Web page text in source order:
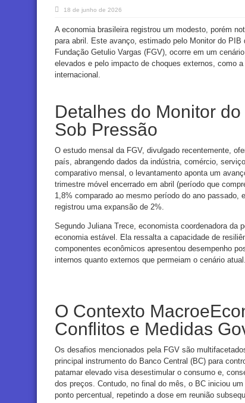
18 de junho de 2026
A economia brasileira registrou um modesto, porém
para abril. Este avanço, estimado pelo Monitor do
Fundação Getulio Vargas (FGV), ocorre em um
elevados e pelo impacto de choques externos, como
internacional.
Detalhes do Monitor
Sob Pressão
O estudo mensal da FGV, divulgado recentemente,
país, abrangendo dados da indústria, comércio,
comparativo mensal, o levantamento aponta um
trimestre móvel encerrado em abril (período que
1,8% comparado ao mesmo período do ano passado,
registrou uma expansão de 2%.
Segundo Juliana Trece, economista coordenadora
economia estável. Ela ressalta a capacidade de
componentes econômicos apresentou desempenho
internos quanto externos que permeiam o cenário atual.
O Contexto
Conflitos e Medidas
Os desafios mencionados pela FGV são
principal instrumento do Banco Central (BC) para
patamar elevado visa desestimular o consumo e,
dos preços. Contudo, no final do mês, o BC iniciou
ponto percentual, repetindo a dose em reunião